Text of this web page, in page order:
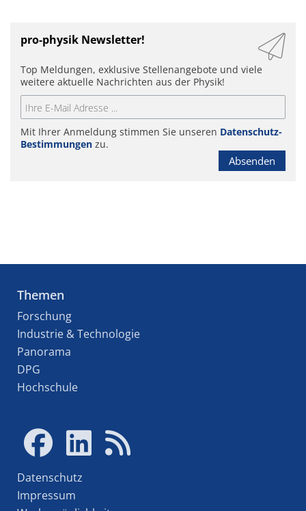
pro-physik Newsletter!
Top Meldungen, exklusive Stellenangebote und viele
weitere aktuelle Nachrichten aus der Physik!
Mit Ihrer Anmeldung stimmen Sie unseren Datenschutz-
Bestimmungen zu.
Absenden
Themen
Forschung
Industrie & Technologie
Panorama
DPG
Hochschule
Datenschutz
Impressum